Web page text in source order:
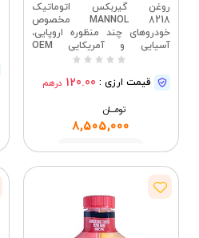
روغن گیربکس اتوماتیک
MANNOL 8218 مخصوص
خودروهای چند منظوره اروپایی،
آسیایی و آمریکایی OEM
مخصوص سیستم فرمان
بندی کالا ممکن است متفاوت
قیمت ارزی : 120.00 درهم
تومــــــان
8,505,000
مشاهده